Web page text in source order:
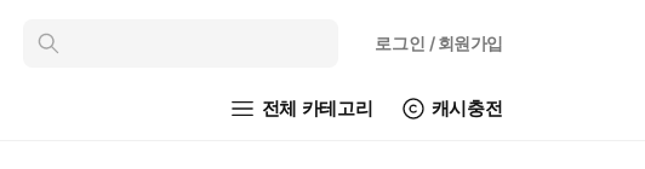
인
로그인 / 회원가입
전체 카테고리 캐시충전